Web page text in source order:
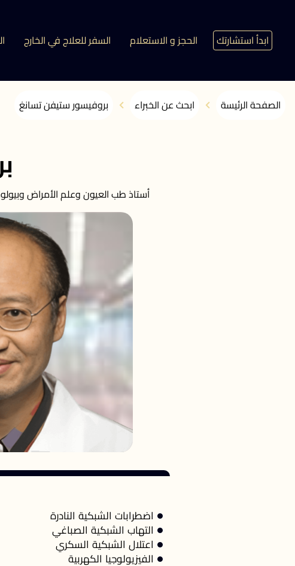
السفر للعلاج في الخارج الحجز و الاستعلام ابدأ استشارتك
الصفحة الرئيسة ابحث عن الخبراء بروفيسور ستيفن تسانغ
أستاذ طب العيون وعلم الأمراض
اضطرابات الشبكية النادرة
التهاب الشبكية الصباغي
اعتلال الشبكية السكري
الفيزيولوجيا الكهربية